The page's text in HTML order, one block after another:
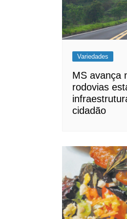
Variedades
MS avança
rodovias
cidadão